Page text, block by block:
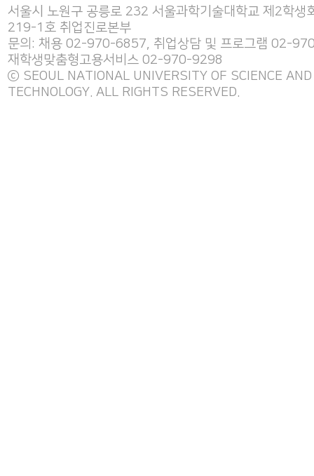
서울시 노원구 공릉로 232 서울과학기술대학교 제2학생
219-1호 취업진로본부
문의: 채용 02-970-6857, 취업상담 및 프로그램 02-
재학생맞춤형고용서비스 02-970-9298
ⓒ SEOUL NATIONAL UNIVERSITY OF SCIENCE AND
TECHNOLOGY. ALL RIGHTS RESERVED.